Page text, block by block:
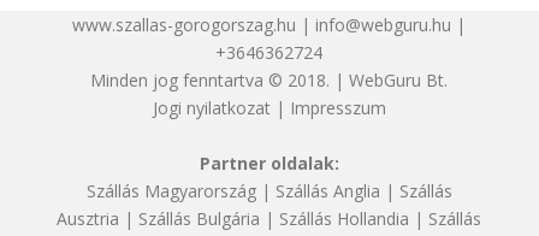
www.szallas-gorogorszag.hu | info@webguru.hu |
+3646362724
Minden jog fenntartva © 2018. | WebGuru Bt.
Jogi nyilatkozat| Impresszum
Partner oldalak:
Szállás Magyarország| Szállás Anglia | Szállás
Ausztria | Szállás Bulgária | Szállás Hollandia | Szállás